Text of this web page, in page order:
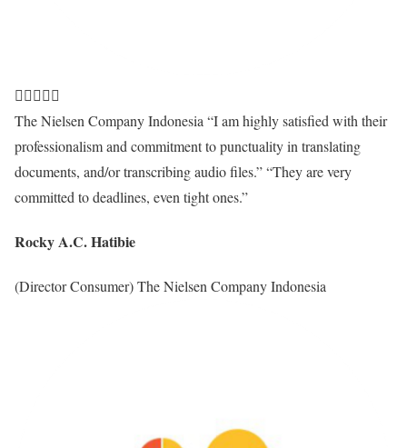

The Nielsen Company Indonesia “I am highly satisfied with their
professionalism and commitment to punctuality in translating
documents, and/or transcribing audio files.” “They are very
committed to deadlines, even tight ones.”
Rocky A.C. Hatibie
(Director Consumer) The Nielsen Company Indonesia